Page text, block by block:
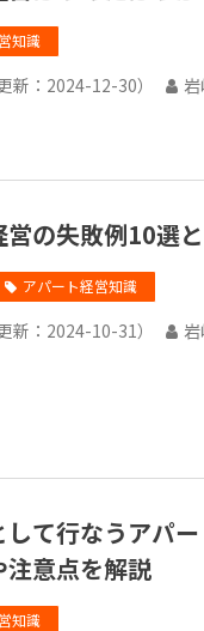
知識
新： 2024-12-30）
営の失敗例10選
アパート経営知識
新： 2024-10-31）
て行なうアパ
注意点を解説
知識